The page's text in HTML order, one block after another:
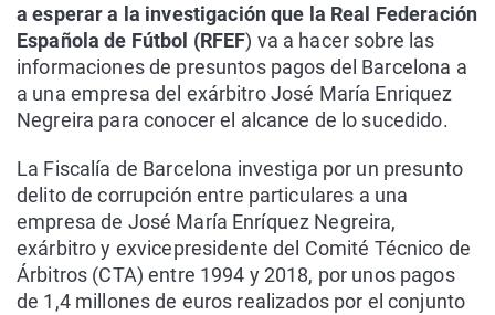
a esperar a la investigación que la Real Federación
Española de Fútbol (RFEF) va a hacer sobre las
informaciones de presuntos pagos del Barcelona a
a una empresa del exárbitro José María Enriquez
Negreira para conocer el alcance de lo sucedido.
La Fiscalía de Barcelona investiga por un presunto
delito de corrupción entre particulares a una
empresa de José María Enríquez Negreira,
exárbitro y exvicepresidente del Comité Técnico de
Árbitros (CTA) entre 1994 y 2018, por unos pagos
de 1,4 millones de euros realizados por el conjunto